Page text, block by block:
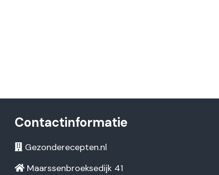
Contactinformatie
Gezonderecepten.nl
Maarssenbroeksedijk 41